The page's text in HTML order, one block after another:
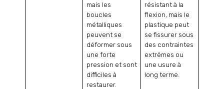
mais les
boucles
métalliques
peuvent se
déformer sous
une forte
pression et sont
difficiles à
restaurer.
résistant à la
flexion, mais le
plastique peut
se fissurer sous
des contraintes
extrêmes ou
une usure à
long terme.